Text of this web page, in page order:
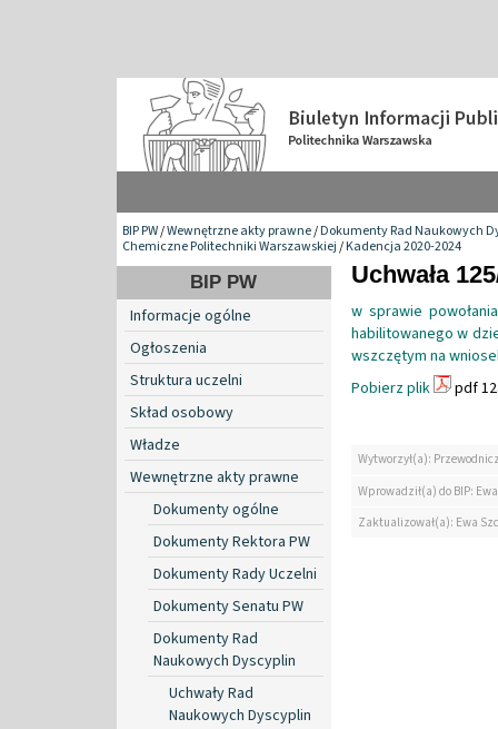
BIP PW/Wewnętrzne akty prawne/Dokumenty Rad Naukowych
Chemiczne Politechniki Warszawskiej/Kadencja 2020-2024
BIP PW
Informacje ogólne
Ogłoszenia
Struktura uczelni
Skład osobowy
Władze
Wewnętrzne akty prawne
Dokumenty ogólne
Dokumenty Rektora PW
Dokumenty Rady Uczelni
Dokumenty Senatu PW
Dokumenty Rad
Naukowych Dyscyplin
Uchwały Rad
Naukowych Dyscyplin
Uchwała
w sprawie
habilitowanego w
wszczętym na
Pobierz plik
pdf
Wytworzył(a):
Wprowadził(a) do BIP:
Zaktualizował(a): Ewa